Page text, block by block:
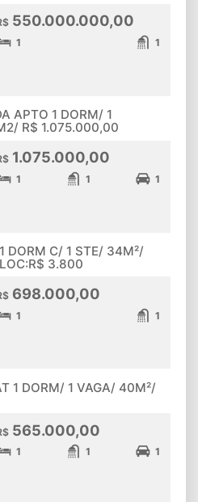
550.000.000,00
1 1
APTO 1 DORM/ 1
R$ 1.075.000,00
1.075.000,00
1 1 1
DORM C/ 1 STE/ 34M²/
3.800
698.000,00
1 1
1 DORM/ 1 VAGA/ 40M²/
565.000,00
1 1 1